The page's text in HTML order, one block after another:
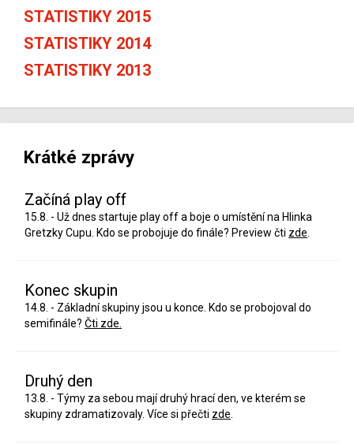
STATISTIKY 2015
STATISTIKY 2014
STATISTIKY 2013
Krátké zprávy
Začíná play off
15.8. - Už dnes startuje play off a boje o umístění na Hlinka
Gretzky Cupu. Kdo se probojuje do finále? Preview čti zde
Konec skupin
14.8. - Základní skupiny jsou u konce. Kdo se probojoval do
semifinále? Čti zde.
Druhý den
13.8. - Týmy za sebou mají druhý hrací den, ve kterém se
skupiny zdramatizovaly. Více si přečti zde